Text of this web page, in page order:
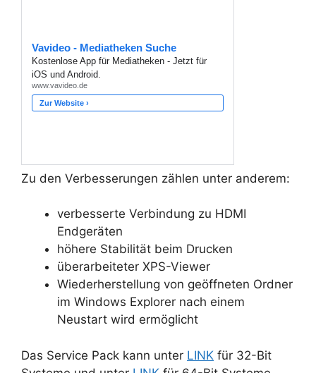
Zu den Verbesserungen zählen unter anderem:
verbesserte Verbindung zu HDMI
Endgeräten
höhere Stabilität beim Drucken
überarbeiteter XPS-Viewer
Wiederherstellung von geöffneten Ordner
im Windows Explorer nach einem
Neustart wird ermöglicht
Das Service Pack kann unter LINK für 32-Bit